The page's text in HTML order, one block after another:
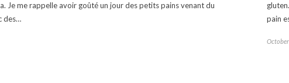
Je me rappelle avoir goûté un jour des petits pains venant du
des…
pain